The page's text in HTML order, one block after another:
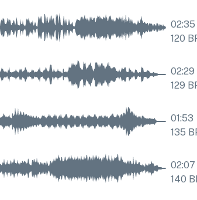
02:35
120
02:29
129
01:53
135
02:07
140